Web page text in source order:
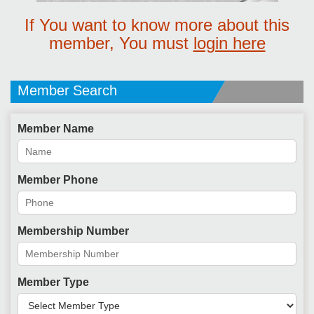
If You want to know more about this
member, You must login here
Member Search
Member Name
Member Phone
Membership Number
Member Type